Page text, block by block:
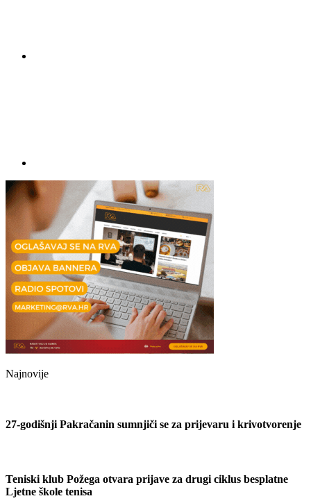
Najnovije
27-godišnji Pakračanin sumnjiči se za prijevaru i krivotvorenje
Teniski klub Požega otvara prijave za drugi ciklus besplatne
Ljetne škole tenisa